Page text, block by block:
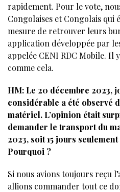
rapidement. Pour le vote,
Congolaises et Congolais qui
mesure de retrouver leurs
application développée par
appelée CENI RDC Mobile. Il
comme cela.
HM: Le 20 décembre 2023,
considérable a été observé
matériel. L’opinion était
demander le transport du
2023, soit 15 jours
Pourquoi ?
Si nous avions toujours reçu
allions commander tout ce